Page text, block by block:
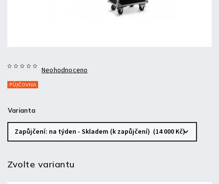
PŮJČOVNA
Neohodnoceno
Varianta
Zvolte variantu